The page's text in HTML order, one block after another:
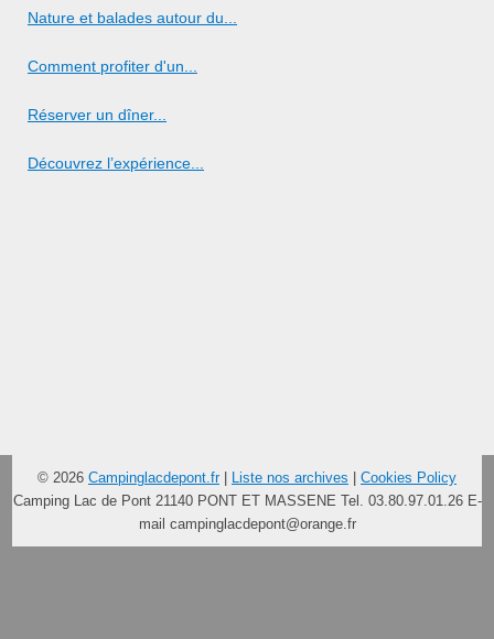
Nature et balades autour du...
Comment profiter d'un...
Réserver un dîner...
Découvrez l’expérience...
© 2026 Campinglacdepont.fr| Liste nos archives | Cookies Policy
Camping Lac de Pont 21140 PONT ET MASSENE Tel. 03.80.97.01.26 E-
mail campinglacdepont@orange.fr